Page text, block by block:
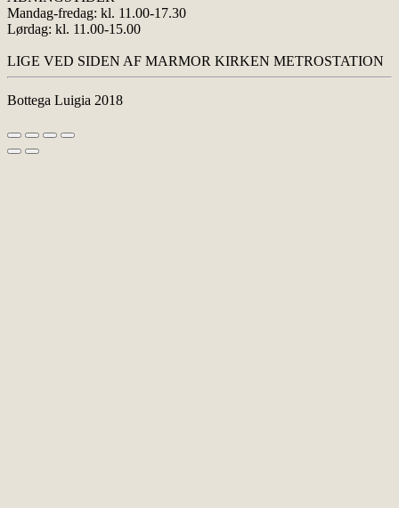
Mandag-fredag: kl. 11.00-17.30
Lørdag: kl. 11.00-15.00
LIGE VED SIDEN AF MARMOR KIRKEN METROSTATION
Bottega Luigia 2018